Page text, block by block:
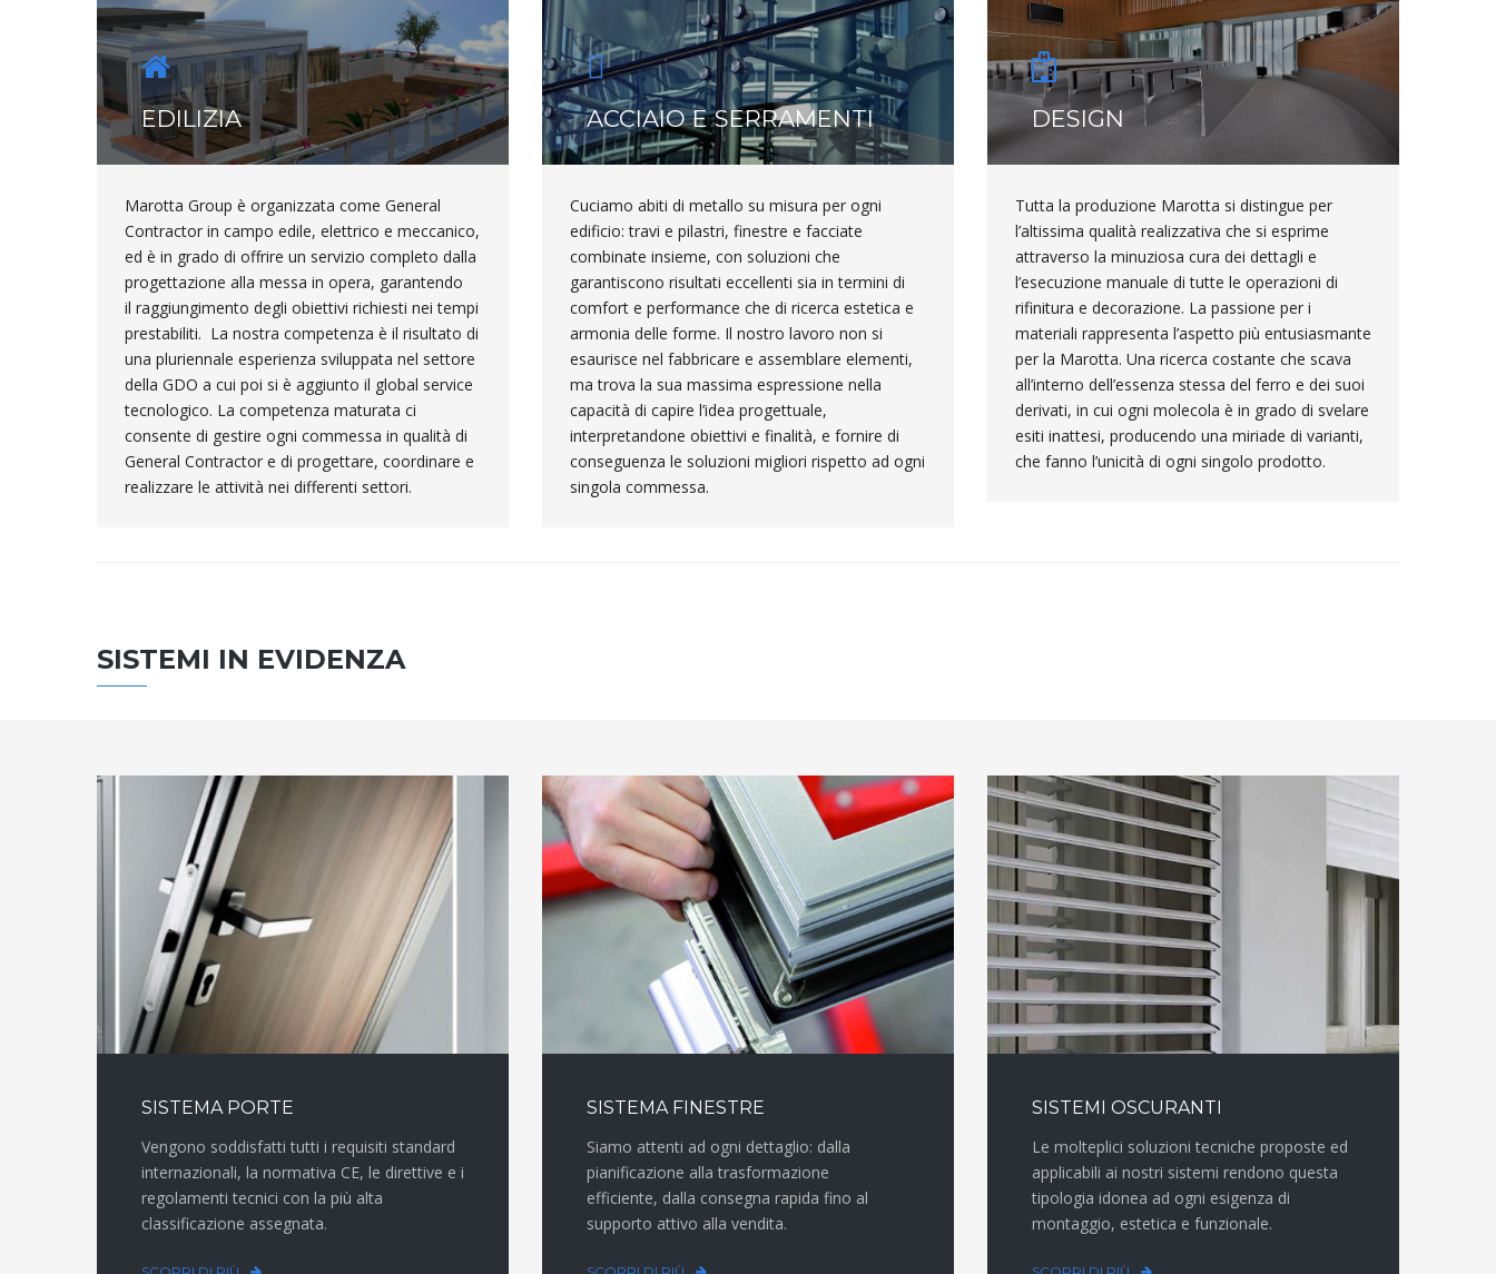
EDILIZIA
Marotta Group è organizzata come General
Contractor in campo edile, elettrico e meccanico,
ed è in grado di offrire un servizio completo dalla
progettazione alla messa in opera, garantendo
il raggiungimento degli obiettivi richiesti nei tempi
prestabiliti. La nostra competenza è il risultato di
una pluriennale esperienza sviluppata nel settore
della GDO a cui poi si è aggiunto il global service
tecnologico. La competenza maturata ci
consente di gestire ogni commessa in qualità di
General Contractor e di progettare, coordinare e
realizzare le attività nei differenti settori.
ACCIAIO E SERRAMENTI
Cuciamo abiti di metallo su misura per ogni
edificio: travi e pilastri, finestre e facciate
combinate insieme, con soluzioni che
garantiscono risultati eccellenti sia in termini di
comfort e performance che di ricerca estetica e
armonia delle forme. Il nostro lavoro non si
esaurisce nel fabbricare e assemblare elementi,
ma trova la sua massima espressione nella
capacità di capire l’idea progettuale,
interpretandone obiettivi e finalità, e fornire di
conseguenza le soluzioni migliori rispetto ad ogni
singola commessa.
DESIGN
Tutta la produzione Marotta si distingue per
l’altissima qualità realizzativa che si esprime
attraverso la minuziosa cura dei dettagli e
l’esecuzione manuale di tutte le operazioni di
rifinitura e decorazione. La passione per i
materiali rappresenta l’aspetto più entusiasmante
per la Marotta. Una ricerca costante che scava
all’interno dell’essenza stessa del ferro e dei suoi
derivati, in cui ogni molecola è in grado di svelare
esiti inattesi, producendo una miriade di varianti,
che fanno l’unicità di ogni singolo prodotto.
SISTEMI IN EVIDENZA
SISTEMA PORTE
Vengono soddisfatti tutti i requisiti standard
internazionali, la normativa CE, le direttive e i
regolamenti tecnici con la più alta
classificazione assegnata.
SISTEMA FINESTRE
Siamo attenti ad ogni dettaglio: dalla
pianificazione alla trasformazione
efficiente, dalla consegna rapida fino al
supporto attivo alla vendita.
SISTEMI OSCURANTI
Le molteplici soluzioni tecniche proposte ed
applicabili ai nostri sistemi rendono questa
tipologia idonea ad ogni esigenza di
montaggio, estetica e funzionale.